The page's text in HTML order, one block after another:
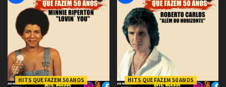
HITS QUE FAZEM 50 ANOS HITS QUE FAZEM 50 ANOS